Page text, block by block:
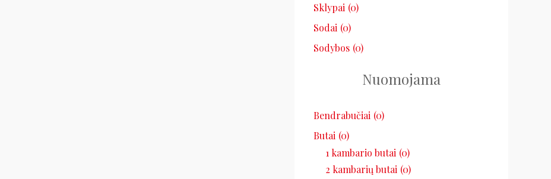
Sklypai (0)
Sodai (0)
Sodybos (0)
Nuomojama
Bendrabučiai (0)
Butai (0)
1 kambario butai (0)
2 kambarių butai (0)